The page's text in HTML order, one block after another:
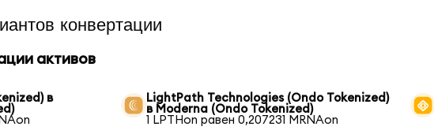
конвертации
активов
в
LightPath Technologies (Ondo Tokenized)
в Moderna (Ondo Tokenized)
1 LPTHon равен 0,207231 MRNAon